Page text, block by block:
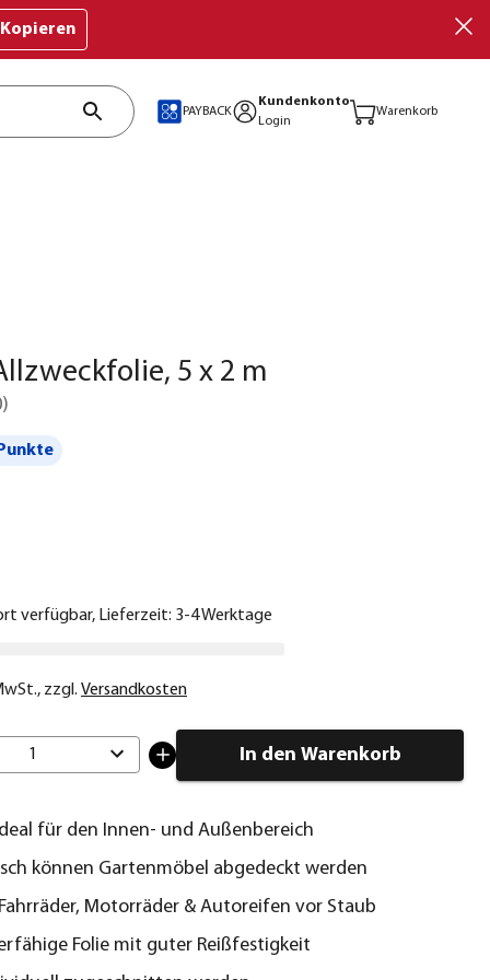
Kopieren
PAYBACK
Kundenkonto
Login
Warenkorb
5 x 2 m
)
verfügbar, Lieferzeit: 3-4 Werktage
, zzgl. Versandkosten
1 In den Warenkorb
für den Innen- und Außenbereich
können Gartenmöbel abgedeckt werden
Motorräder & Autoreifen vor Staub
Folie mit guter Reißfestigkeit